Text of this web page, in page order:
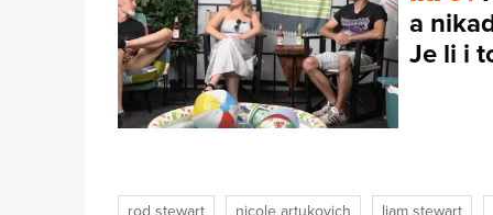
a
Je li i
rod stewart nicole artukovich liam stewart